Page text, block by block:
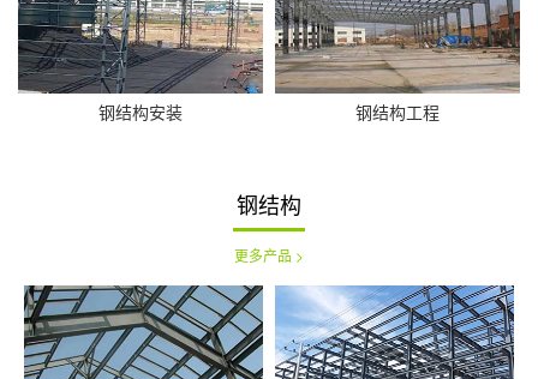
钢结构安装 钢结构工程
钢结构
更多产品 >